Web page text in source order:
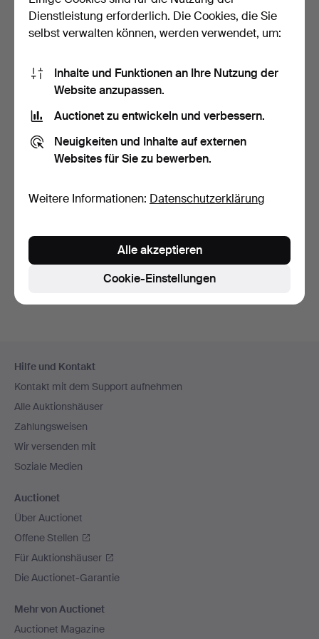
FANGKORB, HONDA, 4,5
Sie können auch in
Beendete Auktionen aus unserem
Navigation
Hilfe und Kontakt
Kontakt mit dem Support aufnehmen
Alle Auktionshäuser
Zahlungsweisen
Wir versenden mit
Soziale Medien
Auctionet
Über Auctionet
Offene Stellen
Für Auktionshäuser
Die Auctionet-Garantie
Mehr von Auctionet
Auctionet Magazine
Dienstleistung erforderlich. Die Cookies, die Sie
selbst verwalten können, werden verwendet, um:
Inhalte und Funktionen an Ihre Nutzung der
Website anzupassen.
Auctionet zu entwickeln und verbessern.
Neuigkeiten und Inhalte auf externen
Websites für Sie zu bewerben.
Weitere Informationen: Datenschutzerklärung
Cookie-Einstellungen
Alle akzeptieren